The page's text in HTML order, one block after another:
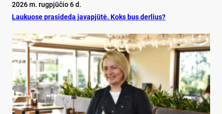
2026 m. rugpjūčio 6 d.
Lau­kuo­se pra­si­de­da ja­vapjūtė. Koks bus der­lius?